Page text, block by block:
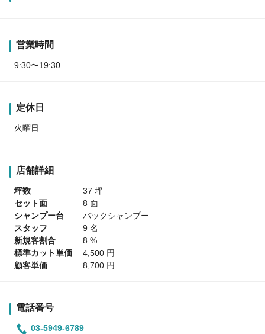
営業時間
9:30〜19:30
定休日
火曜日
店舗詳細
坪数
37 坪
セット面
8 面
シャンプー台
バックシャンプー
スタッフ
9 名
新規客割合
8 %
標準カット単価
4,500 円
顧客単価
8,700 円
電話番号
03-5949-6789